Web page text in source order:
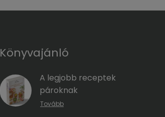
Könyvajánló
A legjobb receptek
pároknak
Tovább